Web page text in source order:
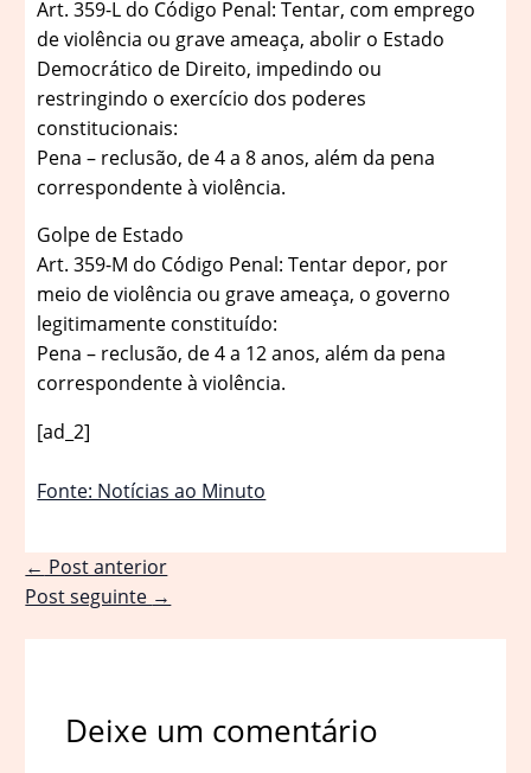
Art. 359-L do Código Penal: Tentar, com emprego
de violência ou grave ameaça, abolir o Estado
Democrático de Direito, impedindo ou
restringindo o exercício dos poderes
constitucionais:
Pena – reclusão, de 4 a 8 anos, além da pena
correspondente à violência.
Golpe de Estado
Art. 359-M do Código Penal: Tentar depor, por
meio de violência ou grave ameaça, o governo
legitimamente constituído:
Pena – reclusão, de 4 a 12 anos, além da pena
correspondente à violência.
[ad_2]
Fonte: Notícias ao Minuto
← Post anterior
Post seguinte →
Deixe um comentário